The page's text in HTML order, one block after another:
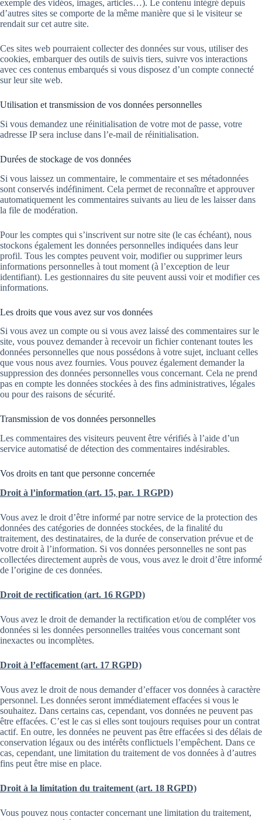
exemple des vidéos, images, articles…). Le contenu intégré depuis
d’autres sites se comporte de la même manière que si le visiteur se
rendait sur cet autre site.
Ces sites web pourraient collecter des données sur vous, utiliser des
cookies, embarquer des outils de suivis tiers, suivre vos interactions
avec ces contenus embarqués si vous disposez d’un compte connecté
sur leur site web.
Utilisation et transmission de vos données personnelles
Si vous demandez une réinitialisation de votre mot de passe, votre
adresse IP sera incluse dans l’e-mail de réinitialisation.
Durées de stockage de vos données
Si vous laissez un commentaire, le commentaire et ses métadonnées
sont conservés indéfiniment. Cela permet de reconnaître et approuver
automatiquement les commentaires suivants au lieu de les laisser dans
la file de modération.
Pour les comptes qui s’inscrivent sur notre site (le cas échéant), nous
stockons également les données personnelles indiquées dans leur
profil. Tous les comptes peuvent voir, modifier ou supprimer leurs
informations personnelles à tout moment (à l’exception de leur
identifiant). Les gestionnaires du site peuvent aussi voir et modifier ces
informations.
Les droits que vous avez sur vos données
Si vous avez un compte ou si vous avez laissé des commentaires sur le
site, vous pouvez demander à recevoir un fichier contenant toutes les
données personnelles que nous possédons à votre sujet, incluant celles
que vous nous avez fournies. Vous pouvez également demander la
suppression des données personnelles vous concernant. Cela ne prend
pas en compte les données stockées à des fins administratives, légales
ou pour des raisons de sécurité.
Transmission de vos données personnelles
Les commentaires des visiteurs peuvent être vérifiés à l’aide d’un
service automatisé de détection des commentaires indésirables.
Vos droits en tant que personne concernée
Droit à l’information (art. 15, par. 1 RGPD)
Vous avez le droit d’être informé par notre service de la protection des
données des catégories de données stockées, de la finalité du
traitement, des destinataires, de la durée de conservation prévue et de
votre droit à l’information. Si vos données personnelles ne sont pas
collectées directement auprès de vous, vous avez le droit d’être informé
de l’origine de ces données.
Droit de rectification (art. 16 RGPD)
Vous avez le droit de demander la rectification et/ou de compléter vos
données si les données personnelles traitées vous concernant sont
inexactes ou incomplètes.
Droit à l’effacement (art. 17 RGPD)
Vous avez le droit de nous demander d’effacer vos données à caractère
personnel. Les données seront immédiatement effacées si vous le
souhaitez. Dans certains cas, cependant, vos données ne peuvent pas
être effacées. C’est le cas si elles sont toujours requises pour un contrat
actif. En outre, les données ne peuvent pas être effacées si des délais de
conservation légaux ou des intérêts conflictuels l’empêchent. Dans ce
cas, cependant, une limitation du traitement de vos données à d’autres
fins peut être mise en place.
Droit à la limitation du traitement (art. 18 RGPD)
Vous pouvez nous contacter concernant une limitation du traitement,